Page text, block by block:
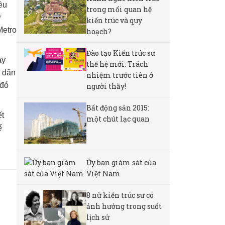
trong mối quan hệ
kiến trúc và quy
hoạch?
Đào tạo Kiến trúc sư
thế hệ mới: Trách
nhiệm trước tiên ở
người thầy!
Bất động sản 2015:
một chút lạc quan
Ủy ban giám sát của
Việt Nam
8 nữ kiến ​​trúc sư có
ảnh hưởng trong suốt
lịch sử